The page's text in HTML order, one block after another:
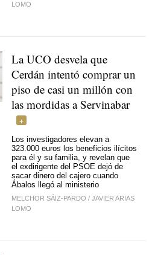
LOMO
La UCO desvela que
Cerdán intentó comprar un
piso de casi un millón con
las mordidas a Servinabar
Los investigadores elevan a
323.000 euros los beneficios ilícitos
para él y su familia, y revelan que
el exdirigente del PSOE dejó de
sacar dinero del cajero cuando
Ábalos llegó al ministerio
MELCHOR SÁIZ-PARDO / JAVIER ARIAS
LOMO